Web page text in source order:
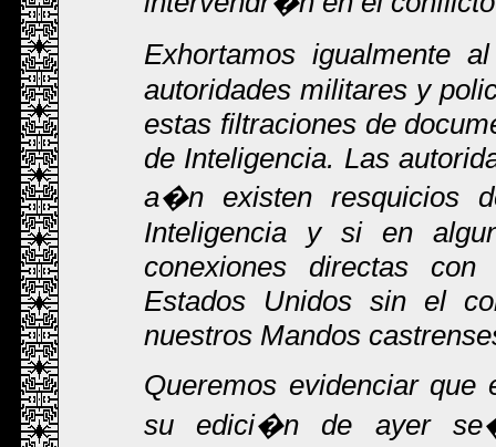
Exhortamos igualmente
autoridades militares y
estas filtraciones de
de Inteligencia. Las
a�n existen resquicios
Inteligencia y si en
conexiones directas
Estados Unidos sin el
nuestros Mandos
Queremos evidenciar
su edici�n de ayer